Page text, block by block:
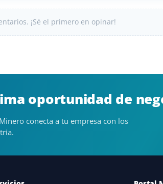
¡Sé el primero en opinar!
oportunidad de
conecta a tu empresa con los